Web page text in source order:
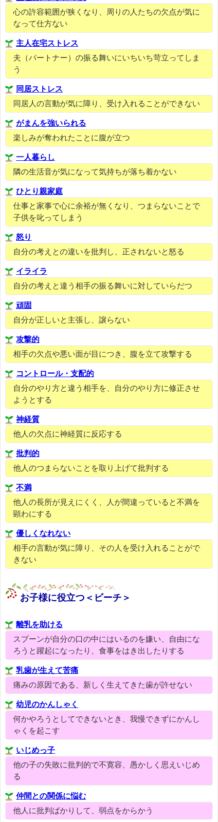
心の許容範囲が狭くなり、周りの人たちの欠点が気に
なって仕方ない
主人在宅ストレス
夫（パートナー）の振る舞いにいちいち苛立ってしま
う
同居ストレス
同居人の言動が気に障り、受け入れることができない
がまんを強いられる
楽しみが奪われたことに腹が立つ
一人暮らし
隣の生活音が気になって気持ちが落ち着かない
ひとり親家庭
仕事と家事で心に余裕が無くなり、つまらないことで
子供を叱ってしまう
怒り
自分の考えとの違いを批判し、正されないと怒る
イライラ
自分の考えと違う相手の振る舞いに対していらだつ
頑固
自分が正しいと主張し、譲らない
攻撃的
相手の欠点や悪い面が目につき、腹を立て攻撃する
コントロール・支配的
自分のやり方と違う相手を、自分のやり方に修正させ
ようとする
神経質
他人の欠点に神経質に反応する
批判的
他人のつまらないことを取り上げて批判する
不満
他人の長所が見えにくく、人が間違っていると不満を
顕わにする
優しくなれない
相手の言動が気に障り、その人を受け入れることがで
きない
お子様に役立つ＜ビーチ＞
離乳を助ける
スプーンが自分の口の中にはいるのを嫌い、自由にな
ろうと躍起になったり、食事をはき出したりする
乳歯が生えて苦痛
痛みの原因である、新しく生えてきた歯が許せない
幼児のかんしゃく
何かやろうとしてできないとき、我慢できずにかんし
ゃくを起こす
いじめっ子
他の子の失敗に批判的で不寛容、愚かしく思えいじめ
る
仲間との関係に悩む
他人に批判ばかりして、弱点をからかう